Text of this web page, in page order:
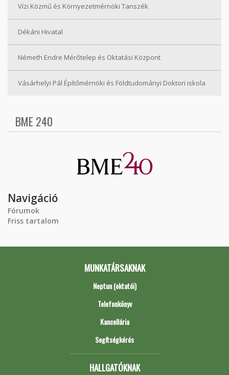
Vízi Közmű és Környezetmérnöki Tanszék
Dékáni Hivatal
Németh Endre Mérőtelep és Oktatási Központ
Vásárhelyi Pál Építőmérnöki és Földtudományi Doktori iskola
BME 240
Navigáció
Fórumok
Friss tartalom
MUNKATÁRSAKNAK
Neptun (oktatói)
Telefonkönyv
Kancellária
Segítségkérés
HALLGATÓKNAK